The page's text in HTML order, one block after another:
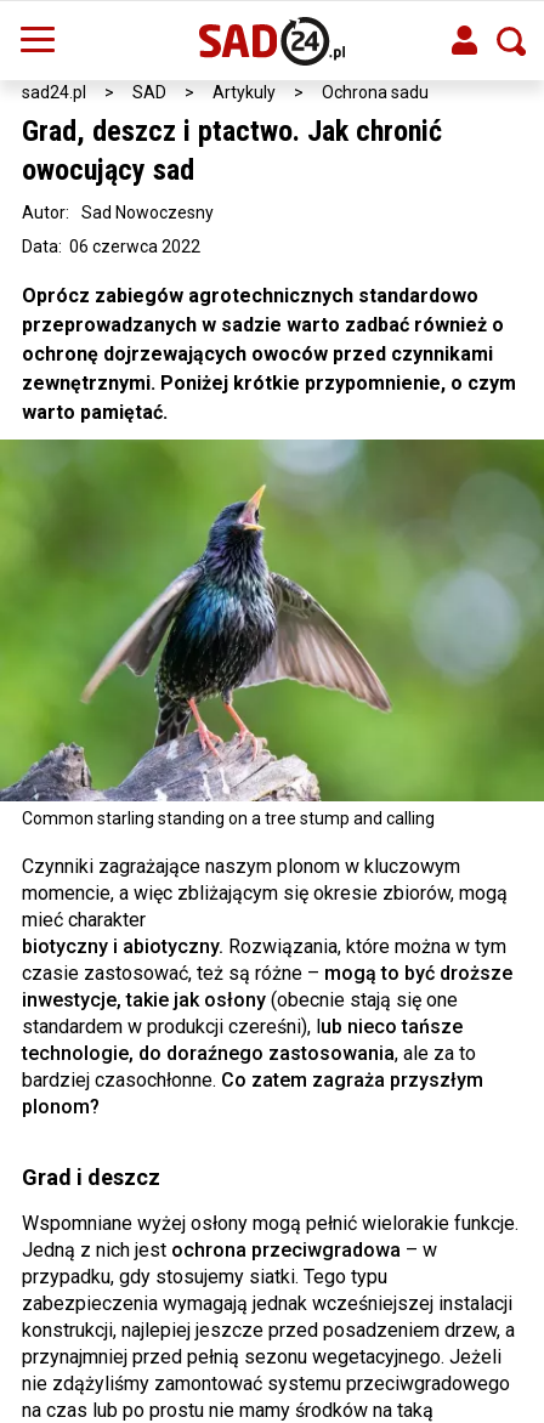
sad24.pl > SAD > Artykuly > Ochrona sadu
Common starling standing on a tree stump and calling
Grad, deszcz i ptactwo. Jak chronić
owocujący sad
Data: 06 czerwca 2022
Autor: Sad Nowoczesny
Oprócz zabiegów agrotechnicznych standardowo
przeprowadzanych w sadzie warto zadbać również o
ochronę dojrzewających owoców przed czynnikami
zewnętrznymi. Poniżej krótkie przypomnienie, o czym
warto pamiętać.
Czynniki zagrażające naszym plonom w kluczowym
momencie, a więc zbliżającym się okresie zbiorów, mogą
mieć charakter
biotyczny i abiotyczny. Rozwiązania, które można w tym
czasie zastosować, też są różne – mogą to być droższe
inwestycje, takie jak osłony (obecnie stają się one
standardem w produkcji czereśni), lub nieco tańsze
technologie, do doraźnego zastosowania, ale za to
bardziej czasochłonne. Co zatem zagraża przyszłym
plonom?
Grad i deszcz
Wspomniane wyżej osłony mogą pełnić wielorakie funkcje.
Jedną z nich jest ochrona przeciwgradowa – w
przypadku, gdy stosujemy siatki. Tego typu
zabezpieczenia wymagają jednak wcześniejszej instalacji
konstrukcji, najlepiej jeszcze przed posadzeniem drzew, a
przynajmniej przed pełnią sezonu wegetacyjnego. Jeżeli
nie zdążyliśmy zamontować systemu przeciwgradowego
na czas lub po prostu nie mamy środków na taką